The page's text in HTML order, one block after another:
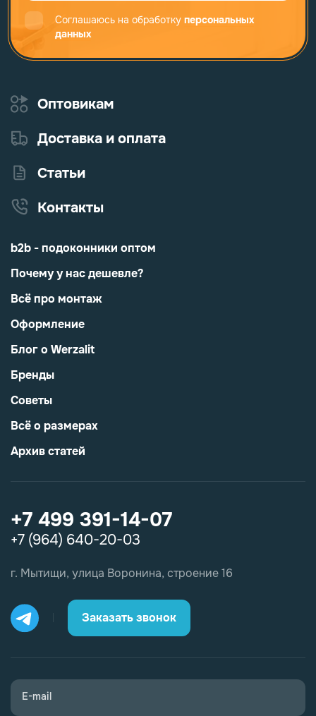
Соглашаюсь на обработку персональных
данных
+7 499 391-14-07
+7 (964) 640-20-03
г. Мытищи, улица Воронина, строение 16
Заказать звонок
Оптовикам
Доставка и оплата
Статьи
Контакты
b2b - подоконники оптом
Почему у нас дешевле?
Всё про монтаж
Оформление
Блог о Werzalit
Бренды
Советы
Всё о размерах
Архив статей
E-mail